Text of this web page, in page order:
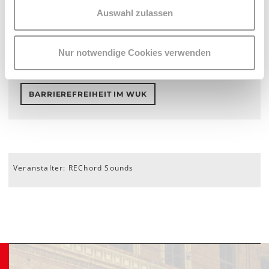
Auswahl zulassen
Nur notwendige Cookies verwenden
After Party: 22.00 Uhr
Ticket-Vorverkauf Euro 25HIER
BARRIEREFREIHEIT IM WUK
Veranstalter: REChord Sounds